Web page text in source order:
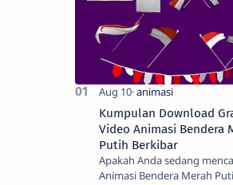
Kumpulan Download
Video Animasi Bendera
Putih Berkibar
Apakah Anda sedang
Animasi Bendera Merah